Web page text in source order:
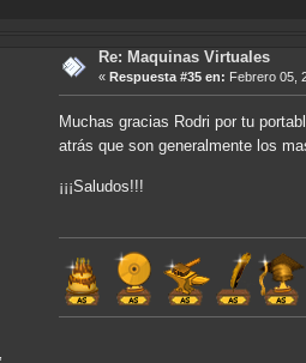
Re: Maquinas Virtuales
« Respuesta #35 en: Febrero 05,
Muchas gracias Rodri por tu
atrás que son generalmente los
¡¡¡Saludos!!!